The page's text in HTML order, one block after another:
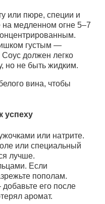
или пюре, специи и
медленном огне 5–7
густым —
должен легко
но не быть жидким.
вина, чтобы
успеху
или натрите.
или специальный
лучше.
Если
пополам.
его после
аромат.